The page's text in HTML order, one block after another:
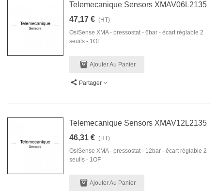
Telemecanique Sensors XMAV06L2135
47,17 € (HT)
OsiSense XMA - pressostat - 6bar - écart réglable 2
seuils - 1OF
Ajouter Au Panier
Partager
Telemecanique Sensors XMAV12L2135
46,31 € (HT)
OsiSense XMA - pressostat - 12bar - écart réglable 2
seuils - 1OF
Ajouter Au Panier